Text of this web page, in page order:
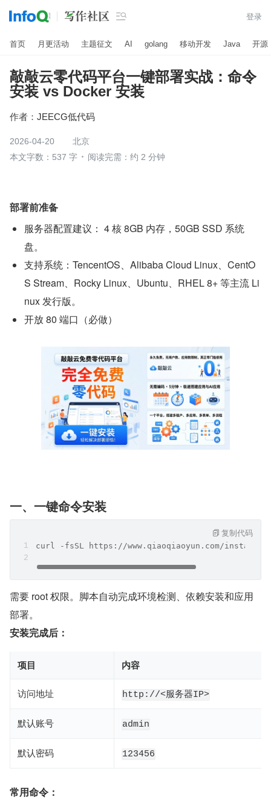
 登录
首页 月更活动 主题征文 AI golang 移动开发 Java 开源
敲敲云零代码平台一键部署实战：命令
安装 vs Docker 安装
作者： JEECG低代码
2026-04-20
北京
本文字数：537 字
阅读完需：约 2 分钟
部署前准备
服务器配置建议： 4 核 8GB 内存，50GB SSD 系统
盘。
支持系统：TencentOS、Alibaba Cloud Linux、CentO
S Stream、Rocky Linux、Ubuntu、RHEL 8+ 等主流 Li
nux 发行版。
开放 80 端口（必做）
一、一键命令安装
curl -fsSL https://www.qiaoqiaoyun.com/
复制代码
需要 root 权限。脚本自动完成环境检测、依赖安装和应用
部署。
安装完成后：
项目 内容
访问地址 http://<服务器IP>
默认账号 admin
默认密码 123456
常用命令：